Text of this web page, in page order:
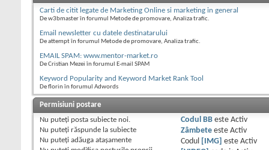
Carti de citit legate de Marketing Online si marketing in general
De w3bmaster în forumul Metode de promovare, Analiza trafic.
Email newsletter cu datele destinatarului
De attempt în forumul Metode de promovare, Analiza trafic.
EMAIL SPAM: www.mentor-market.ro
De Cristian Mezei în forumul E-mail SPAM
Keyword Popularity and Keyword Market Rank Tool
De florin în forumul Adwords
Permisiuni postare
Nu puteţi posta subiecte noi.
Nu puteţi răspunde la subiecte
Nu puteţi adăuga ataşamente
Codul BBeste Activ
Zâmbeteeste Activ
Codul
[IMG] este Activ